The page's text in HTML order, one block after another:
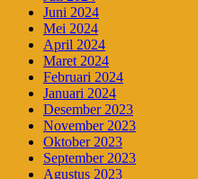
Juni 2024
Mei 2024
April 2024
Maret 2024
Februari 2024
Januari 2024
Desember 2023
November 2023
Oktober 2023
September 2023
Agustus 2023